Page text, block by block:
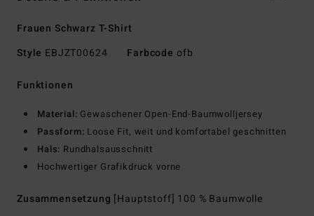
Frauen Schwarz T-Shirt
Style EBJZT00624 Farbcode ofb
Funktionen
Material: Gewaschener Open-End-Baumwolljersey
Passform: Loose Fit, weit und komfortabel geschnitten
Hals: Rundhalsausschnitt
Hochwertiger Grafikdruck vorne
Zusammensetzung [Hauptstoff] 100 % Baumwolle